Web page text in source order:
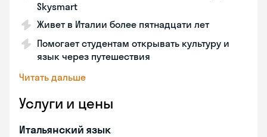
Skysmart
Живет в Италии более пятнадцати лет
Помогает студентам открывать культуру и
язык через путешествия
Читать дальше
Услуги и цены
Итальянский язык